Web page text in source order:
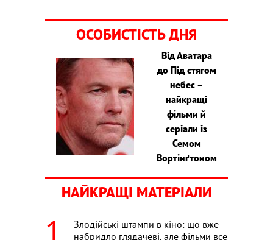
ОСОБИСТІСТЬ ДНЯ
Від Аватара
до Під стягом
небес –
найкращі
фільми й
серіали із
Семом
Вортінґтоном
НАЙКРАЩІ МАТЕРІАЛИ
Злодійські штампи в кіно: що вже
набридло глядачеві, але фільми все